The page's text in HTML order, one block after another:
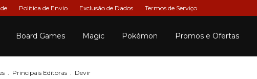
Política de Envio Exclusão de Dados Termos de Serviço
Board Games Magic Pokémon Promos e Ofertas
. Principais Editoras . Devir